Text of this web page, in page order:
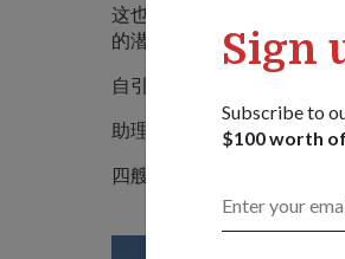
Sign
Subscribe to
$100 worth
这也是第一艘为新加坡需求
的潜艇员加入行列。
自引入潜水艇能力25年以
助理作战参谋也是RSS长胜
四艘潜水艇中的前两艘，